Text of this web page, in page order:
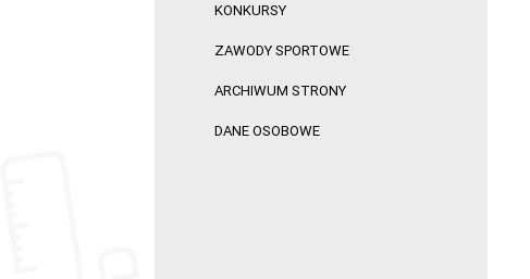
KONKURSY
ZAWODY SPORTOWE
ARCHIWUM STRONY
DANE OSOBOWE